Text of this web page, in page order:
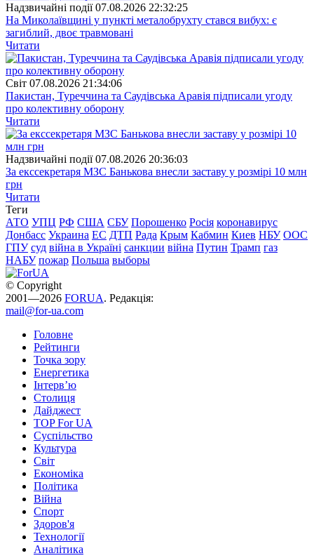
Надзвичайні події 07.08.2026 22:32:25
На Миколаївщині у пункті металобрухту стався вибух: є
загиблий, двоє травмовані
Читати
Свiт 07.08.2026 21:34:06
Пакистан, Туреччина та Саудівська Аравія підписали угоду
про колективну оборону
Читати
Надзвичайні події 07.08.2026 20:36:03
За екссекретаря МЗС Банькова внесли заставу у розмірі 10 млн
грн
Читати
Теги
АТО УПЦ РФ США СБУ Порошенко Росія коронавирус
Донбасс Украина ЕС ДТП Рада Крым Кабмин Киев НБУ ООС
ГПУ суд війна в Україні санкции війна Путин Трамп газ
НАБУ пожар Польша выборы
© Copyright
2001—2026 FORUA. Редакція:
mail@for-ua.com
Головне
Рейтинги
Точка зору
Енергетика
Інтерв’ю
Столиця
Дайджест
TOP For UA
Суспiльство
Культура
Світ
Економіка
Політика
Війна
Спорт
Здоров'я
Технології
Аналітика